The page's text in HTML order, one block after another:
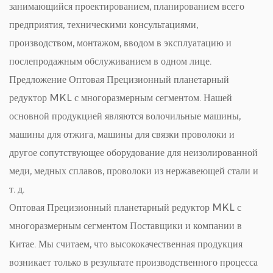
занимающийся проектированием, планированием всего
предприятия, техническими консультациями,
производством, монтажом, вводом в эксплуатацию и
послепродажным обслуживанием в одном лице.
Предложение Оптовая Прецизионный планетарный
редуктор MKL с многоразмерным сегментом. Нашей
основной продукцией являются волочильные машины,
машины для отжига, машины для связки проволоки и
другое сопутствующее оборудование для неизолированной
меди, медных сплавов, проволоки из нержавеющей стали и
т. д.
Оптовая Прецизионный планетарный редуктор MKL с
многоразмерным сегментом Поставщики и компании в
Китае. Мы считаем, что высококачественная продукция
возникает только в результате производственного процесса